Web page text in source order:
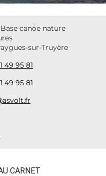
Base canöe nature
sur-Truyère
49 95 81
49 95 81
CARNET